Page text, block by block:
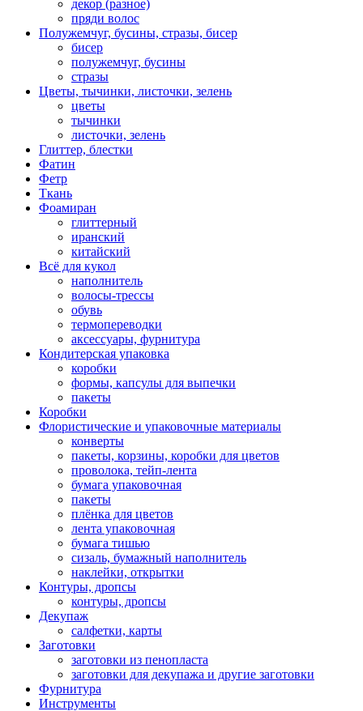
декор (разное)
пряди волос
Полужемчуг, бусины, стразы, бисер
бисер
полужемчуг, бусины
стразы
Цветы, тычинки, листочки, зелень
цветы
тычинки
листочки, зелень
Глиттер, блестки
Фатин
Фетр
Ткань
Фоамиран
глиттерный
иранский
китайский
Всё для кукол
наполнитель
волосы-трессы
обувь
термопереводки
аксессуары, фурнитура
Кондитерская упаковка
коробки
формы, капсулы для выпечки
пакеты
Коробки
Флористические и упаковочные материалы
конверты
пакеты, корзины, коробки для цветов
проволока, тейп-лента
бумага упаковочная
пакеты
плёнка для цветов
лента упаковочная
бумага тишью
сизаль, бумажный наполнитель
наклейки, открытки
Контуры, дропсы
контуры, дропсы
Декупаж
салфетки, карты
Заготовки
заготовки из пенопласта
заготовки для декупажа и другие заготовки
Фурнитура
Инструменты